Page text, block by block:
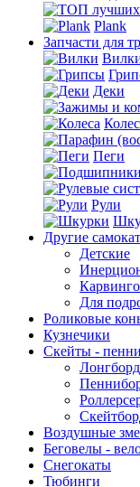
Plank
Запчасти для
Деки
Пеги
Рули
Другие
Детские
Для
Роликовые
Кузнечики
Скейты -
Воздушные
Беговелы -
Снегокаты
Тюбинги